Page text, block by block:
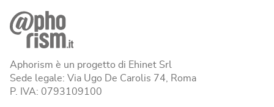
Aphorism è un progetto di Ehinet Srl
Sede legale: Via Ugo De Carolis 74, Roma
P. IVA: 0793109100